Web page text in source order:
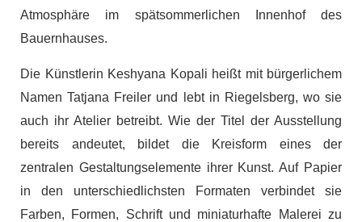
Atmosphäre im spätsommerlichen Innenhof des
Bauernhauses.
Die Künstlerin Keshyana Kopali heißt mit bürgerlichem
Namen Tatjana Freiler und lebt in Riegelsberg, wo sie
auch ihr Atelier betreibt. Wie der Titel der Ausstellung
bereits andeutet, bildet die Kreisform eines der
zentralen Gestaltungselemente ihrer Kunst. Auf Papier
in den unterschiedlichsten Formaten verbindet sie
Farben, Formen, Schrift und miniaturhafte Malerei zu